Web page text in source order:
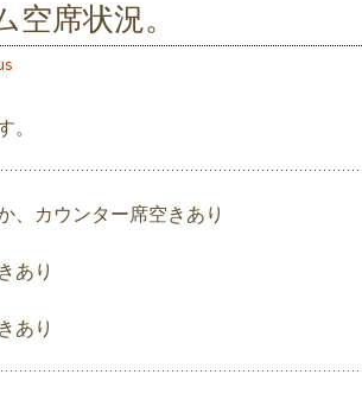
席状況。
。
、カウンター席空きあり
あり
あり